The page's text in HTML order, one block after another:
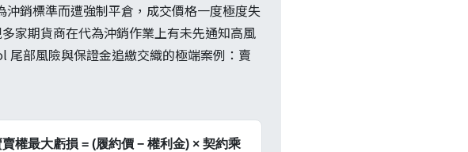
銷標準而遭強制平倉，成交價格一度極度失
家期貨商在代為沖銷作業上有未先通知高風
部風險與保證金追繳交織的極端案例：賣
權最大虧損 = (履約價 − 權利金) × 契約乘